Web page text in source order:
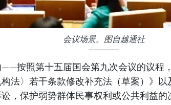
会议场景。图自越通社
按照第十五届国会第九次会议的议程
构法〉若干条款修改补充法（草案）》
，保护弱势群体民事权利或公共利益的